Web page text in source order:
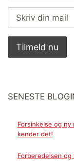
SENESTE
Forsinkelse og ny
kender det!
Forberedelsen og